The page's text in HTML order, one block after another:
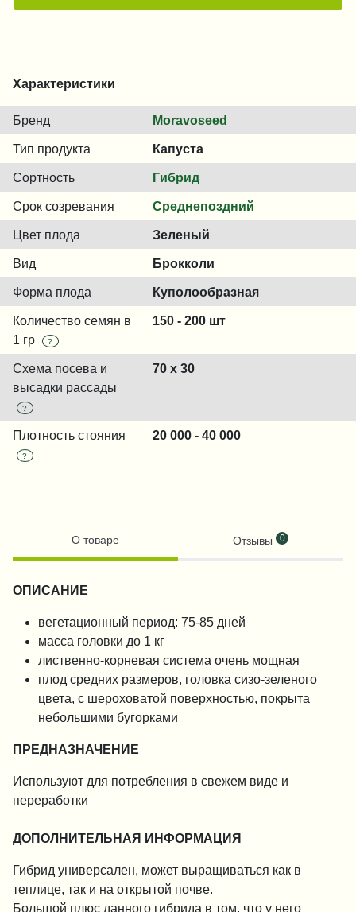
Характеристики
Бренд Moravoseed
Тип продукта Капуста
Сортность Гибрид
Срок созревания Среднепоздний
Цвет плода Зеленый
Вид Брокколи
Форма плода Куполообразная
Количество семян в
1 гр
?
150 - 200 шт
Схема посева и
высадки рассады
?
70 х 30
Плотность стояния
?
20 000 - 40 000
О товаре Отзывы 0
ОПИСАНИЕ
вегетационный период: 75-85 дней
масса головки до 1 кг
лиственно-корневая система очень мощная
плод средних размеров, головка сизо-зеленого
цвета, с шероховатой поверхностью, покрыта
небольшими бугорками
ПРЕДНАЗНАЧЕНИЕ
Используют для потребления в свежем виде и
переработки
ДОПОЛНИТЕЛЬНАЯ ИНФОРМАЦИЯ
Гибрид универсален, может выращиваться как в
теплице, так и на открытой почве.
Большой плюс данного гибрида в том, что у него